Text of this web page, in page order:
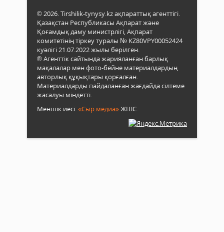
© 2026. Tirshilik-tynysy.kz ақпараттық агенттігі.
Қазақстан Республикасы Ақпарат және
Қоғамдық даму министрлігі, Ақпарат
комитетінің тіркеу туралы № KZ80VPY00052424
куәлігі 21.07.2022 жылы берілген.
® Агенттік сайтында жарияланған барлық
мақалалар мен фото-бейне материалдардың
авторлық құқықтары қорғалған.
Материалдарды пайдаланған жағдайда сілтеме
жасалуы міндетті.
Меншік иесі:«Сыр медиа»ЖШС.